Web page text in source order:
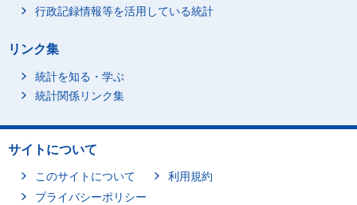
行政記録情報等を活用している統計
リンク集
統計を知る・学ぶ
統計関係リンク集
サイトについて
このサイトについて
利用規約
プライバシーポリシー